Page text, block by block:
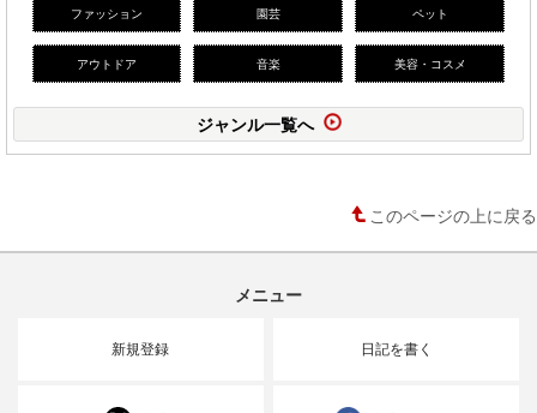
ファッション 園芸 ペット
アウトドア 音楽 美容・コスメ
ジャンル一覧へ
このページの上に戻る
メニュー
新規登録 日記を書く